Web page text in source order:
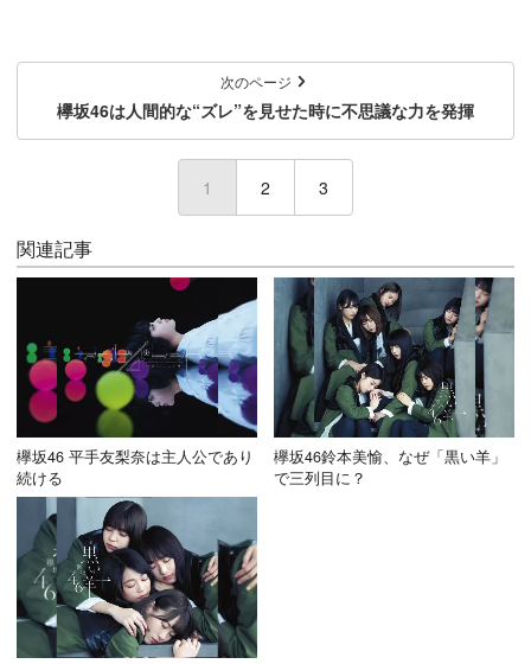
次のページ
欅坂46は人間的な“ズレ”を見せた時に不思議な力を発揮
1 (current)
2 3
関連記事
欅坂46 平手友梨奈は主人公であり
続ける
欅坂46鈴本美愉、なぜ「黒い羊」
で三列目に？